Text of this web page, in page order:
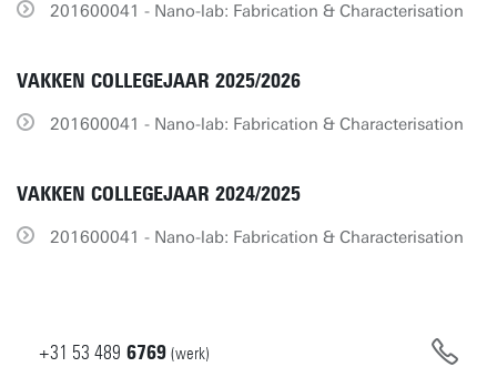
201600041 - Nano-lab: Fabrication & Characterisation
VAKKEN COLLEGEJAAR 2025/2026
201600041 - Nano-lab: Fabrication & Characterisation
VAKKEN COLLEGEJAAR 2024/2025
201600041 - Nano-lab: Fabrication & Characterisation
+31 53 489 6769 (werk)